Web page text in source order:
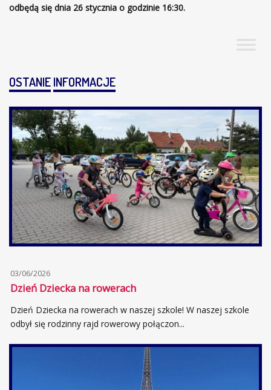
odbędą się dnia 26 stycznia o godzinie 16:30.
OSTANIEINFORMACJE
03/06/2026
Dzień Dziecka na rowerach
Dzień Dziecka na rowerach w naszej szkole! W naszej szkole
odbył się rodzinny rajd rowerowy połączon...